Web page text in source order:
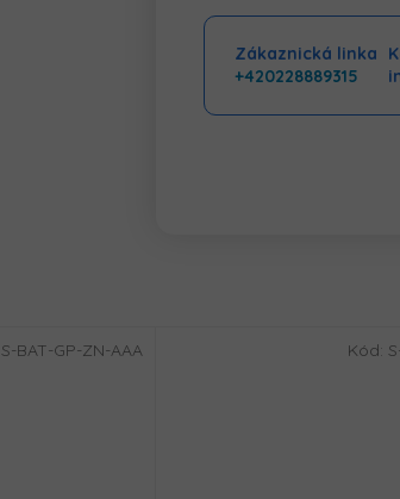
Zákaznická linka
+420228889315
S-BAT-GP-ZN-AAA Kód: